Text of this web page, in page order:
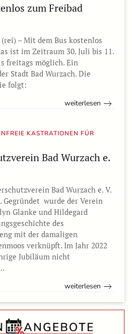
zum Freibad
– Mit dem Bus kostenlos
ist im Zeitraum 30. Juli bis 11.
freitags möglich. Ein
Stadt Bad Wurzach. Die
folgt:
weiterlesen
KASTRATIONEN FÜR
Bad Wurzach e.
Bad Wurzach e. V.
Gegründet wurde der Verein
Glanke und Hildegard
des
mit der damaligen
verknüpft. Im Jahr 2022
Jubiläum nicht
weiterlesen